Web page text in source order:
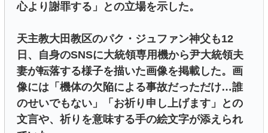
心より謝罪する」との立場を示した。
天主教大田教区のパク・ジュファン神父も12
日、自身のSNSに大統領専用機から尹大統領夫
妻が転落する様子を描いた画像を掲載した。画
像には「機体の欠陥による事故だっただけ…誰
のせいでもない」「お祈り申し上げます」との
文言や、祈りを意味する手の絵文字が添えられ